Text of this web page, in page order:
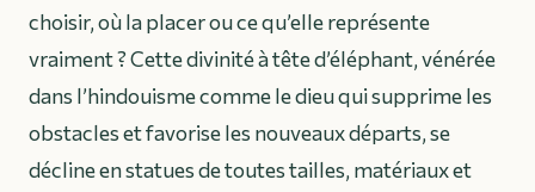
choisir, où la placer ou ce qu’elle représente
vraiment ? Cette divinité à tête d’éléphant, vénérée
dans l’hindouisme comme le dieu qui supprime les
obstacles et favorise les nouveaux départs, se
décline en statues de toutes tailles, matériaux et